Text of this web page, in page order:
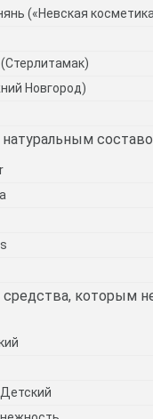
(«Невская
Новгород)
которым